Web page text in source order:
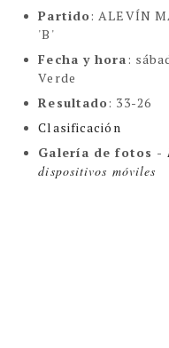
Partido: ALEVÍN
'B'
Fecha y hora:
Verde
Resultado: 33-26
Clasificación
Galería de fotos -
dispositivos móviles